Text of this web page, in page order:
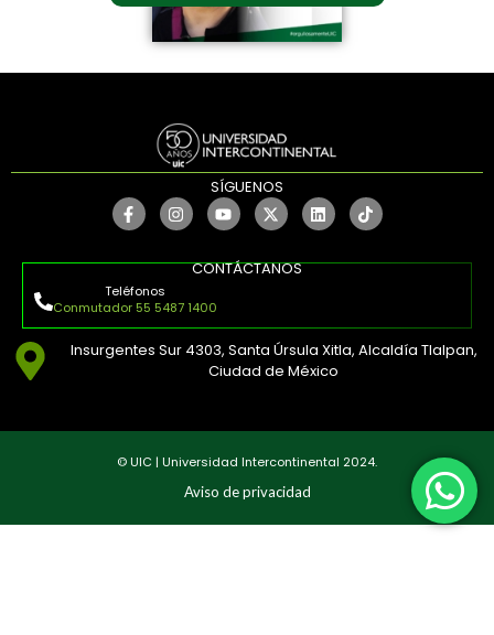
SÍGUENOS
CONTÁCTANOS
Teléfonos
Conmutador 55 5487 1400
Insurgentes Sur 4303, Santa Úrsula Xitla, Alcaldía Tlalpan,
Ciudad de México
© UIC | Universidad Intercontinental 2024.
Aviso de privacidad